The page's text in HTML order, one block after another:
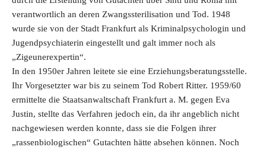
verantwortlich an deren Zwangssterilisation und Tod. 1948
wurde sie von der Stadt Frankfurt als Kriminalpsychologin und
Jugendpsychiaterin eingestellt und galt immer noch als
„Zigeunerexpertin“.
In den 1950er Jahren leitete sie eine Erziehungsberatungsstelle.
Ihr Vorgesetzter war bis zu seinem Tod Robert Ritter. 1959/60
ermittelte die Staatsanwaltschaft Frankfurt a. M. gegen Eva
Justin, stellte das Verfahren jedoch ein, da ihr angeblich nicht
nachgewiesen werden konnte, dass sie die Folgen ihrer
„rassenbiologischen“ Gutachten hätte absehen können. Noch